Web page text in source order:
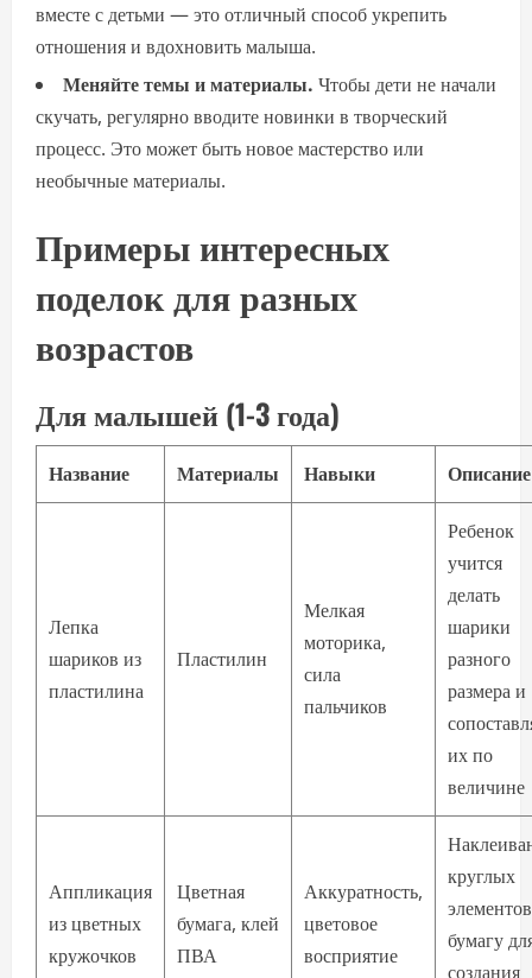
вместе с детьми — это отличный способ укрепить
отношения и вдохновить малыша.
Меняйте темы и материалы. Чтобы дети не начали
скучать, регулярно вводите новинки в творческий
процесс. Это может быть новое мастерство или
необычные материалы.
Примеры интересных
поделок для разных
возрастов
Для малышей (1-3 года)
Название Материалы Навыки Описание
Лепка
шариков из
пластилина
Пластилин
Мелкая
моторика,
сила
пальчиков
Ребенок
учится
делать
шарики
разного
размера и
их по
величине
Аппликация
из цветных
кружочков
Цветная
бумага, клей
ПВА
Аккуратность,
цветовое
восприятие
круглых
бумагу
создания